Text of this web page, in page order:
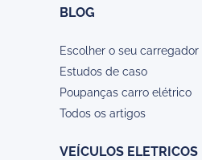
BLOG
Escolher o seu carregador
Estudos de caso
Poupanças carro elétrico
Todos os artigos
VEÍCULOS ELETRICOS